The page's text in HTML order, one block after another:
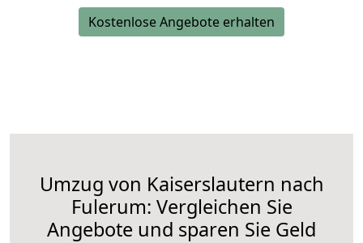
Kostenlose Angebote erhalten
Umzug von Kaiserslautern nach
Fulerum: Vergleichen Sie
Angebote und sparen Sie Geld